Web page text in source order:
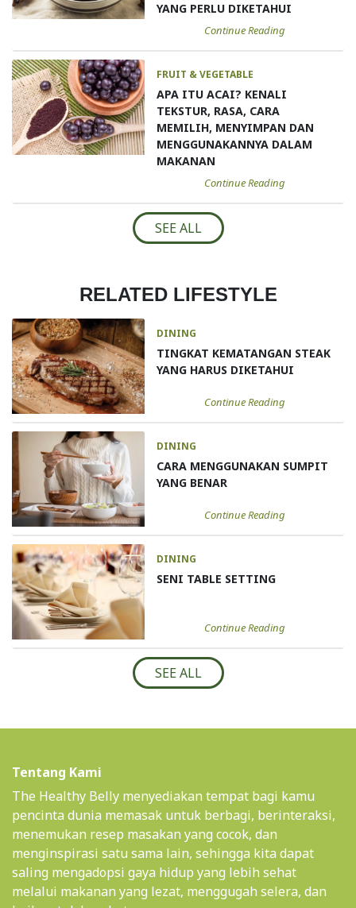
YANG PERLU DIKETAHUI
Continue Reading
FRUIT & VEGETABLE
APA ITU ACAI? KENALI
TEKSTUR, RASA, CARA
MEMILIH, MENYIMPAN DAN
MENGGUNAKANNYA DALAM
MAKANAN
Continue Reading
SEE ALL
RELATED LIFESTYLE
DINING
TINGKAT KEMATANGAN STEAK
YANG HARUS DIKETAHUI
Continue Reading
DINING
CARA MENGGUNAKAN SUMPIT
YANG BENAR
Continue Reading
DINING
SENI TABLE SETTING
Continue Reading
SEE ALL
Tentang Kami
The Healthy Belly menyediakan tempat bagi kamu
pencinta dunia memasak untuk berbagi, berinteraksi,
menemukan resep masakan yang cocok, dan
menginspirasi satu sama lain, sehingga kita dapat
saling mengadopsi gaya hidup yang lebih sehat
melalui makanan yang lezat, menggugah selera, dan